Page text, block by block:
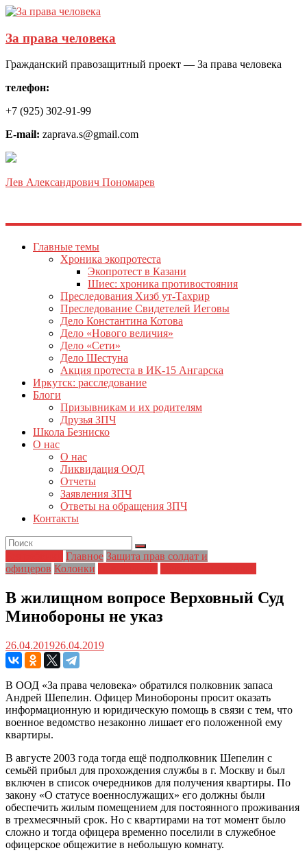
За права человека
Гражданский правозащитный проект — За права человека
телефон:
+7 (925) 302-91-99
E-mail: zaprava.s@gmail.com
Лев Александрович Пономарев
Главные темы
Хроника экопротеста
Экопротест в Казани
Шиес: хроника противостояния
Преследования Хизб ут-Тахрир
Преследование Свидетелей Иеговы
Дело Константина Котова
Дело «Нового величия»
Дело «Сети»
Дело Шестуна
Акция протеста в ИК-15 Ангарска
Иркутск: расследование
Блоги
Призывникам и их родителям
Друзья ЗПЧ
Школа Безниско
О нас
О нас
Ликвидация ООД
Отчеты
Заявления ЗПЧ
Ответы на обращения ЗПЧ
Контакты
Главное Защита прав солдат и
офицеров Колонки
В жилищном вопросе Верховный Суд
Минобороны не указ
26.04.201926.04.2019
В ООД «За права человека» обратился полковник запаса
Андрей Шепелин. Офицер Минобороны просит оказать
информационную и юридическую помощь в связи с тем, что
военное ведомство незаконно лишает его положенной ему
квартиры.
В августе 2003 года тогда ещё подполковник Шепелин с
семьёй прибыл для прохождения службы в г. Москву и был
включен в список очередников для получения квартиры. По
закону «О статусе военнослужащих» его должны были
обеспечить жилым помещением для постоянного проживания
в трехмесячный срок. Но с квартирами на тот момент было
сложно и тогда офицера временно поселили в служебное
офицерское общежитие в небольшую комнату.